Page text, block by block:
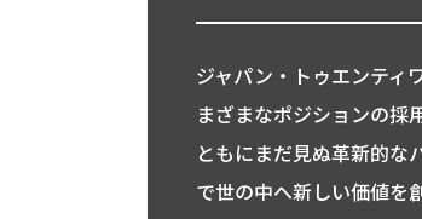
ジャパン・トゥエンティ
まざまなポジションの採
ともにまだ見ぬ革新的な
で世の中へ新しい価値を